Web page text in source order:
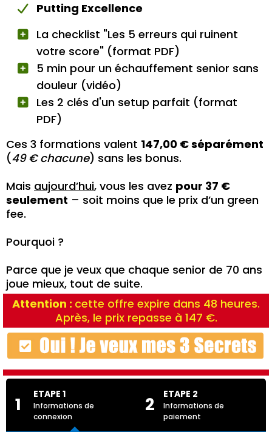
Putting Excellence
La checklist "Les 5 erreurs qui ruinent
votre score" (format PDF)
5 min pour un échauffement senior sans
douleur (vidéo)
Les 2 clés d'un setup parfait (format
PDF)
Ces 3 formations valent 147,00 € séparément
(49 € chacune) sans les bonus.
Mais aujourd’hui, vous les avez pour 37 €
seulement – soit moins que le prix d’un green
fee.
Pourquoi ?
Parce que je veux que chaque senior de 70 ans
joue mieux, tout de suite.
Attention : cette offre expire dans 48 heures.
Après, le prix repasse à 147 €.
1 ETAPE 1
Informations de
connexion
2 ETAPE 2
Informations de
paiement